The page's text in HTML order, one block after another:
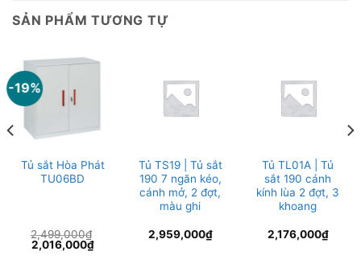
SẢN PHẨM TƯƠNG TỰ
-19%
Tủ sắt Hòa Phát
TU06BD
2,499,000₫
Giá
gốc
2,016,000₫Giá
hiện
Tủ TS19 | Tủ sắt
190 7 ngăn kéo,
cánh mở, 2 đợt,
màu ghi
2,959,000₫
Tủ TL01A | Tủ
sắt 190 cánh
kính lùa 2 đợt, 3
khoang
2,176,000₫